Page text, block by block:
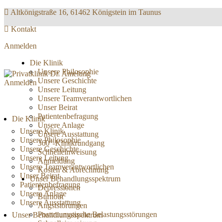
Altkönigstraße 16, 61462 Königstein im Taunus
Kontakt
Anmelden
Die Klinik
Unsere Philosophie
Unsere Geschichte
Unsere Leitung
Unsere Teamverantwortlichen
Unser Beirat
Patientenbefragung
Unsere Anlage
Unsere Ausstattung
360°-Klinikrundgang
Schnelleinweisung
Anmeldung
Kosten & Abrechnung
Unser Behandlungsspektrum
Depressionen
Burnout
Angststörungen
Posttraumatische Belastungsstörungen
Anmelden
Die Klinik
Unsere Klinik
Unsere Philosophie
Unsere Geschichte
Unsere Leitung
Unsere Teamverantwortlichen
Unser Beirat
Patientenbefragung
Unsere Anlage
Unsere Ausstattung
Unser Behandlungsspektrum